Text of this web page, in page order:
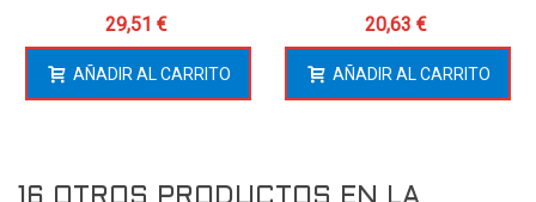
29,51 €
AÑADIR AL CARRITO
20,63 €
AÑADIR AL CARRITO